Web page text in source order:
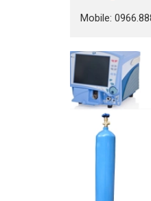
Mobile: